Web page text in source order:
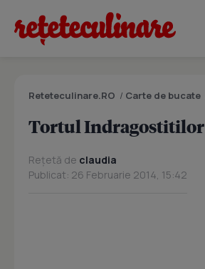
Reteteculinare.RO / Carte de bucate
Tortul Indragostitilor
Rețetă de claudia
Publicat: 26 Februarie 2014, 15:42